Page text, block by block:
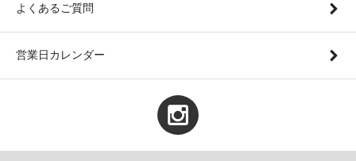
よくあるご質問
営業日カレンダー